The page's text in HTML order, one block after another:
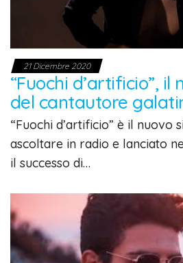
21 Dicembre 2020
“Fuochi d’artificio”, il
del cantautore
“Fuochi d’artificio” è il nuovo
ascoltare in radio e lanciato
il successo di…